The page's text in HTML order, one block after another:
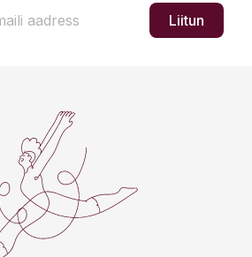
Liitun